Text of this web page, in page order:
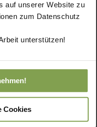
auf unserer Website zu
zum Datenschutz
unterstützen!
Cookies